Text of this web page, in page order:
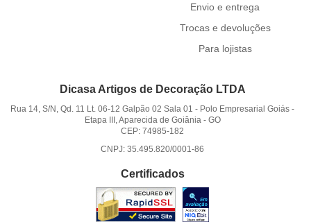
Envio e entrega
Trocas e devoluções
Para lojistas
Dicasa Artigos de Decoração LTDA
Rua 14, S/N, Qd. 11 Lt. 06-12 Galpão 02 Sala 01 - Polo Empresarial Goiás -
Etapa III, Aparecida de Goiânia- GO
CEP: 74985-182
CNPJ: 35.495.820/0001-86
Certificados